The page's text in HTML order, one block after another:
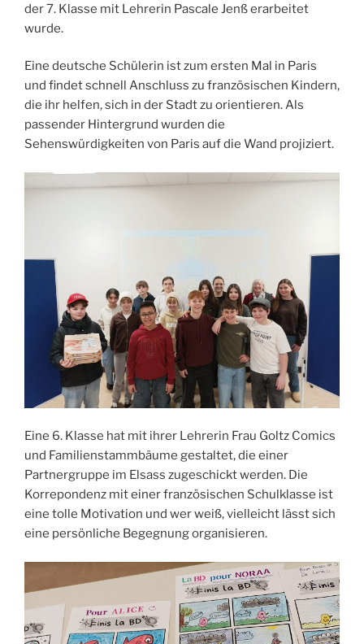
der 7. Klasse mit Lehrerin Pascale Jenß erarbeitet
wurde.
Eine deutsche Schülerin ist zum ersten Mal in Paris
und findet schnell Anschluss zu französischen Kindern,
die ihr helfen, sich in der Stadt zu orientieren. Als
passender Hintergrund wurden die
Sehenswürdigkeiten von Paris auf die Wand projiziert.
Eine 6. Klasse hat mit ihrer Lehrerin Frau Goltz Comics
und Familienstammbäume gestaltet, die einer
Partnergruppe im Elsass zugeschickt werden. Die
Korrepondenz mit einer französischen Schulklasse ist
eine tolle Motivation und wer weiß, vielleicht lässt sich
eine persönliche Begegnung organisieren.